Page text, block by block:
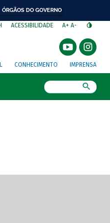
ÓRGÃOS DO GOVERNO
ACESSIBILIDADE A+ A-
CONHECIMENTO IMPRENSA